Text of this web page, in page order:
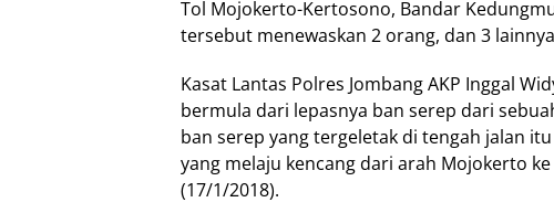
Tol Mojokerto-Kertosono, Bandar
tersebut menewaskan 2 orang, dan 3
Kasat Lantas Polres Jombang AKP Inggal
bermula dari lepasnya ban serep dari
ban serep yang tergeletak di tengah jalan
yang melaju kencang dari arah Mojokerto
(17/1/2018).